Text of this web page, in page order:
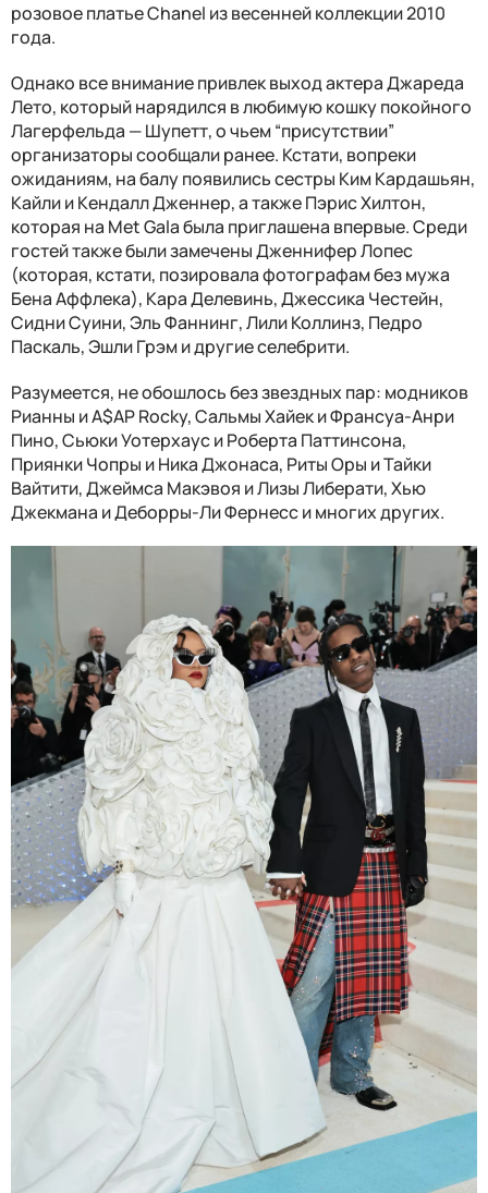
розовое платье Chanel из весенней коллекции 2010
года.
Однако все внимание привлек выход актера Джареда
Лето, который нарядился в любимую кошку покойного
Лагерфельда — Шупетт, о чьем “присутствии”
организаторы сообщали ранее. Кстати, вопреки
ожиданиям, на балу появились сестры Ким Кардашьян,
Кайли и Кендалл Дженнер, а также Пэрис Хилтон,
которая на Met Gala была приглашена впервые. Среди
гостей также были замечены Дженнифер Лопес
(которая, кстати, позировала фотографам без мужа
Бена Аффлека), Кара Делевинь, Джессика Честейн,
Сидни Суини, Эль Фаннинг, Лили Коллинз, Педро
Паскаль, Эшли Грэм и другие селебрити.
Разумеется, не обошлось без звездных пар: модников
Рианны и A$AP Rocky, Сальмы Хайек и Франсуа-Анри
Пино, Сьюки Уотерхаус и Роберта Паттинсона,
Приянки Чопры и Ника Джонаса, Риты Оры и Тайки
Вайтити, Джеймса Макэвоя и Лизы Либерати, Хью
Джекмана и Деборры-Ли Фернесс и многих других.